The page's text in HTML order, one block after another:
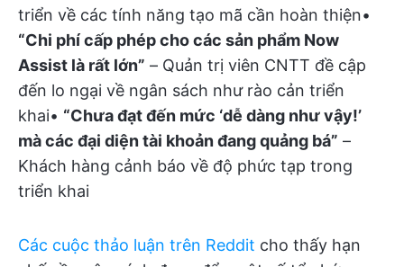
triển về các tính năng tạo mã cần hoàn thiện•
“Chi phí cấp phép cho các sản phẩm Now
Assist là rất lớn” – Quản trị viên CNTT đề cập
đến lo ngại về ngân sách như rào cản triển
khai• “Chưa đạt đến mức ‘dễ dàng như vậy!’
mà các đại diện tài khoản đang quảng bá” –
Khách hàng cảnh báo về độ phức tạp trong
triển khai
Các cuộc thảo luận trên Reddit cho thấy hạn